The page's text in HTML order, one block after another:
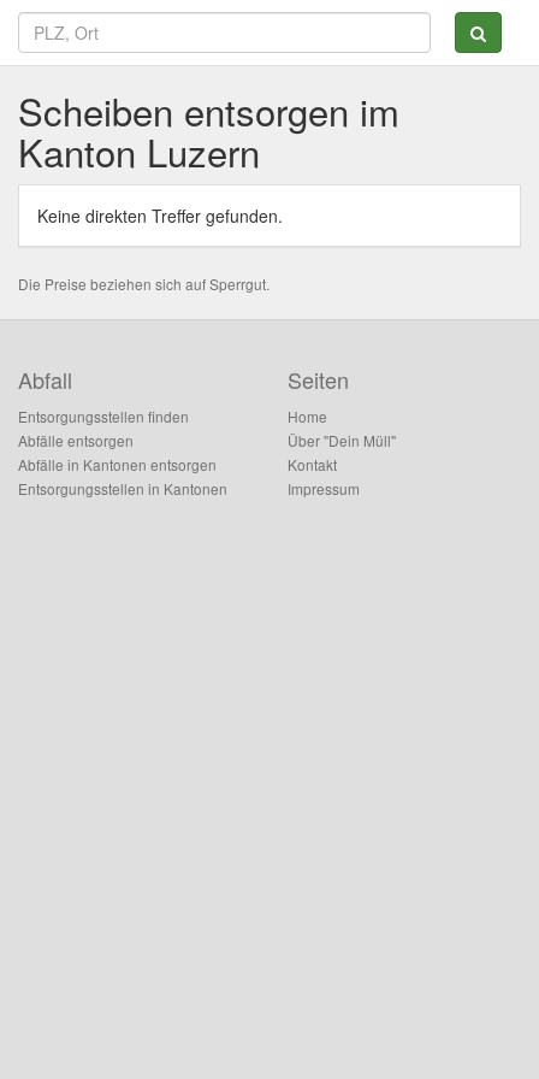
Scheiben entsorgen im
Kanton Luzern
Keine direkten Treffer gefunden.
Die Preise beziehen sich auf Sperrgut.
Abfall
Entsorgungsstellen finden
Abfälle entsorgen
Abfälle in Kantonen entsorgen
Entsorgungsstellen in Kantonen
Seiten
Home
Über "Dein Müll"
Kontakt
Impressum